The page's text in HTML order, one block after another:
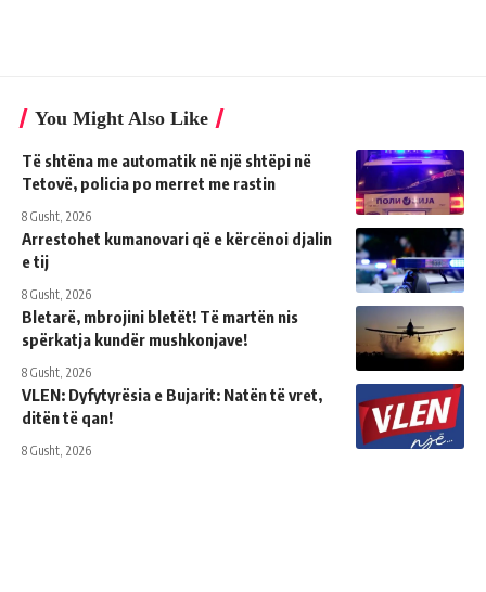
You Might Also Like
Të shtëna me automatik në një shtëpi në
Tetovë, policia po merret me rastin
8 Gusht, 2026
Arrestohet kumanovari që e kërcënoi djalin
e tij
8 Gusht, 2026
Bletarë, mbrojini bletët! Të martën nis
spërkatja kundër mushkonjave!
8 Gusht, 2026
VLEN: Dyfytyrësia e Bujarit: Natën të vret,
ditën të qan!
8 Gusht, 2026